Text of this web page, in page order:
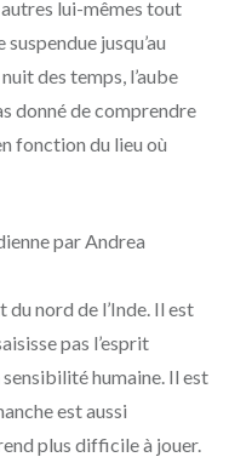
lui-mêmes tout
suspendue jusqu’au
des temps, l’aube
donné de comprendre
fonction du lieu où
par Andrea
nord de l’Inde. Il est
pas l’esprit
humaine. Il est
est aussi
plus difficile à jouer.